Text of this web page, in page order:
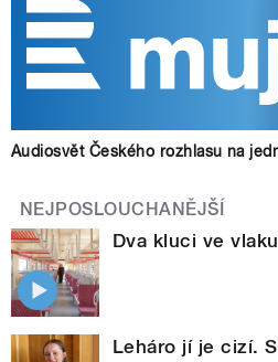
Audiosvět Českého rozhlasu na
NEJPOSLOUCHANĚJŠÍ
Dva kluci ve vlaku
Leháro jí je cizí.